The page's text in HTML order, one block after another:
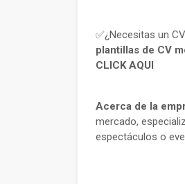
✅¿Necesitas un
plantillas de CV
CLICK AQUI
Acerca de la
mercado,
espectáculos o